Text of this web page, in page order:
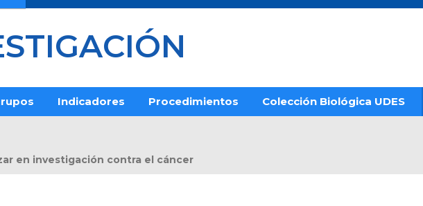
Indicadores Procedimientos Colección Biológica UDES
en investigación contra el cáncer